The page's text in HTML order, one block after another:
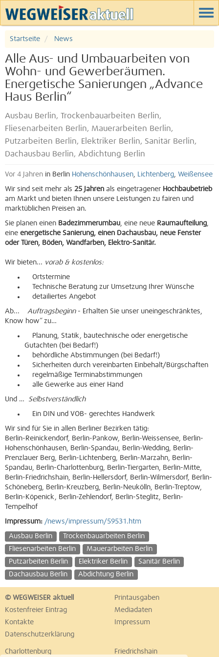
Startseite News
Alle Aus- und Umbauarbeiten von
Wohn- und Gewerberäumen.
Energetische Sanierungen „Advance
Haus Berlin“
Ausbau Berlin, Trockenbauarbeiten Berlin,
Fliesenarbeiten Berlin, Mauerarbeiten Berlin,
Putzarbeiten Berlin, Elektriker Berlin, Sanitär Berlin,
Dachausbau Berlin, Abdichtung Berlin
Vor 4 Jahren in Berlin Hohenschönhausen, Lichtenberg, Weißensee
Wir sind seit mehr als 25 Jahren als eingetragener Hochbaubetrieb
am Markt und bieten Ihnen unsere Leistungen zu fairen und
marktüblichen Preisen an.
Sie planen einen Badezimmerumbau, eine neue Raumaufteilung,
eine energetische Sanierung, einen Dachausbau, neue Fenster
oder Türen, Böden, Wandfarben, Elektro-Sanitär.
Wir bieten... vorab & kostenlos:
Ortstermine
Technische Beratung zur Umsetzung Ihrer Wünsche
detailiertes Angebot
Ab... Auftragsbeginn- Erhalten Sie unser uneingeschränktes,
Know how“ zu…
Planung, Statik, bautechnische oder energetische
Gutachten (bei Bedarf!)
behördliche Abstimmungen (bei Bedarf!)
Sicherheiten durch vereinbarten Einbehalt/Bürgschaften
regelmäßige Terminabstimmungen
alle Gewerke aus einer Hand
Und … Selbstverständlich
Ein DIN und VOB- gerechtes Handwerk
Wir sind für Sie in allen Berliner Bezirken tätig:
Berlin-Reinickendorf, Berlin-Pankow, Berlin-Weissensee, Berlin-
Hohenschönhausen, Berlin-Spandau, Berlin-Wedding, Berlin-
Prenzlauer Berg, Berlin-Lichtenberg, Berlin-Marzahn, Berlin-
Spandau, Berlin-Charlottenburg, Berlin-Tiergarten, Berlin-Mitte,
Berlin-Friedrichshain, Berlin-Hellersdorf, Berlin-Wilmersdorf, Berlin-
Schöneberg, Berlin-Kreuzberg, Berlin-Neukölln, Berlin-Treptow,
Berlin-Köpenick, Berlin-Zehlendorf, Berlin-Steglitz, Berlin-
Tempelhof
Impressum: /news/impressum/59531.htm
Ausbau Berlin
Trockenbauarbeiten Berlin
Fliesenarbeiten Berlin
Mauerarbeiten Berlin
Putzarbeiten Berlin
Elektriker Berlin
Sanitär Berlin
Dachausbau Berlin
Abdichtung Berlin
© WEGWEISER aktuell
Printausgaben
Kostenfreier Eintrag
Mediadaten
Kontakte
Impressum
Datenschutzerklärung
Charlottenburg Friedrichshain